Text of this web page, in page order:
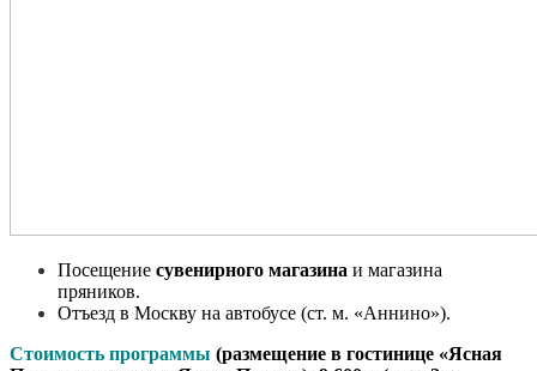
Посещение сувенирного магазина и магазина
пряников.
Отъезд в Москву на автобусе (ст. м. «Аннино»).
Стоимость программы (размещение в гостинице «Ясная